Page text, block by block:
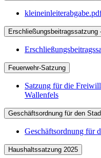
Erschließungsbeitragssatzung
Feuerwehr-Satzung
Satzung für die
Wallenfels
Geschäftsordnung für den
Geschäftsordnung für
Haushaltssatzung 2025